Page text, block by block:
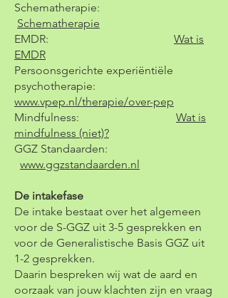
Schematherapie:
Schematherapie
​EMDR: Wat is
EMDR
Persoonsgerichte experiëntiële
psychotherapie:
www.vpep.nl/therapie/over-pep
Mindfulness: Wat is
mindfulness (niet)?
GGZ Standaarden:
www.ggzstandaarden.nl
De intakefase
De intake bestaat over het algemeen
voor de S-GGZ uit 3-5 gesprekken en
voor de Generalistische Basis GGZ uit
1-2 gesprekken.
Daarin bespreken wij wat de aard en
oorzaak van jouw klachten zijn en vraag